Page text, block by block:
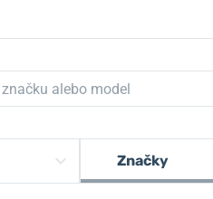
Značky